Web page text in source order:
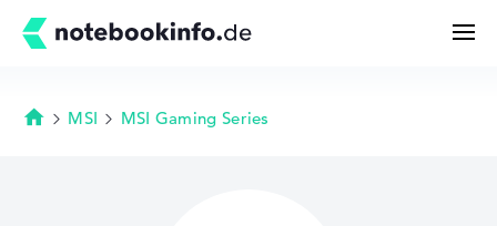
Startseite
MSI MSI Gaming Series